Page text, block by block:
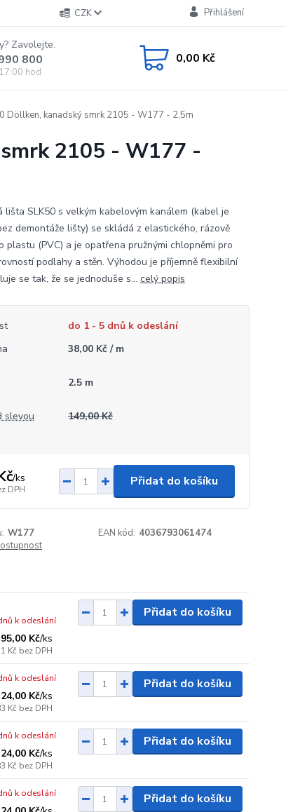
CZK Přihlášení
Zavolejte.
800
hod
0,00 Kč
Döllken, kanadský smrk 2105 - W177 - 2,5m
2105 - W177 -
lišta SLK50 s velkým kabelovým kanálem (kabel je
demontáže lišty) se skládá z elastického, rázově
plastu (PVC) a je opatřena pružnými chlopněmi pro
podlahy a stěn. Výhodou je příjemně flexibilní
se tak, že se jednoduše s... celý popis
do 1 - 5 dnů k odeslání
38,00 Kč / m
2.5 m
slevou 149,00 Kč
/ks
DPH
Přidat do košíku
W177 EAN kód: 4036793061474
95,00 Kč/ks
Kč bez DPH
k odeslání
Přidat do košíku
24,00 Kč/ks
Kč bez DPH
k odeslání Přidat do košíku
24,00 Kč/ks
Kč bez DPH
k odeslání Přidat do košíku
k odeslání Přidat do košíku